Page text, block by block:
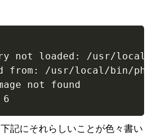
not loaded: /usr/
from: /usr/local/bin/php
not found
記にそれらしいことが色々書い